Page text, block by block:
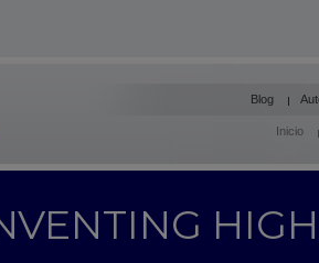
Blog
Inicio